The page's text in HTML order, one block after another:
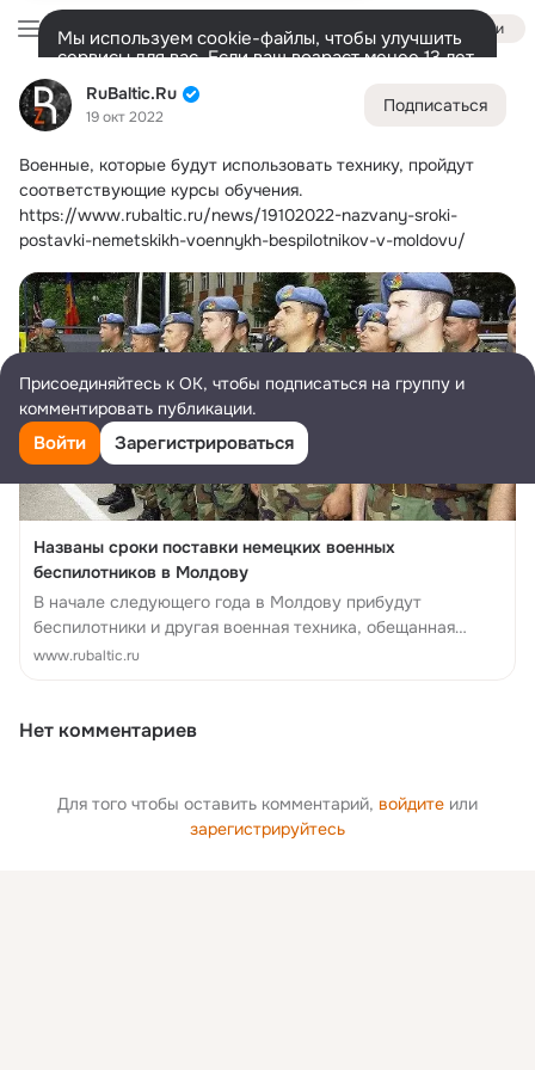
RuBaltic.Ru
19 окт 2022
Подписаться
Военные, которые будут использовать технику, пройдут
соответствующие курсы обучения.
https://www.rubaltic.ru/news/19102022-nazvany-sroki-
postavki-nemetskikh-voennykh-bespilotnikov-v-moldovu/
Названы сроки поставки немецких военных
беспилотников в Молдову
В начале следующего года в Молдову прибудут
беспилотники и другая военная техника, обещанная
Германией для армии республики. Об этом заявил
www.rubaltic.ru
Нет комментариев
Для того чтобы оставить комментарий, войдите или
зарегистрируйтесь
Войти
Мы используем cookie-файлы, чтобы улучшить
сервисы для вас. Если ваш возраст менее 13 лет,
настроить cookie-файлы должен ваш законный
представитель.Больше информации
Разрешить все
RuBaltic.Ru
Лента
Дополнительная
Всё 49 591 Обсуждаемые
Присоединяйтесь к ОК, чтобы подписаться на группу и
комментировать публикации.
Войти Зарегистрироваться